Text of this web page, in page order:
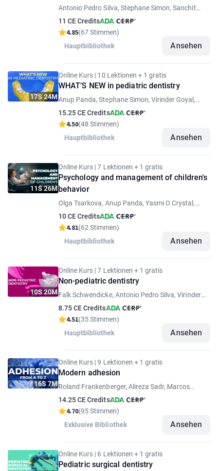
Antonio Pedro Silva, Stephane Simon, Sanchit
Soni
11 CE Credits
4.85(67 Stimmen)
Hauptbibliothek
Ansehen
17S 24M
Online Kurs | 10 Lektionen + 1 gratis
WHAT’S NEW in pediatric dentistry
Anup Panda, Stephane Simon, Virinder Goyal,
Fernando Yepes, Abhishek S. Soni
15.25 CE Credits
4.50(48 Stimmen)
Hauptbibliothek
Ansehen
11S 26M
Online Kurs | 7 Lektionen + 1 gratis
Psychology and management of children's
behavior
Olga Tsarkova, Anup Panda, Yasmi O Crystal,
10 CE Credits
4.81(62 Stimmen)
Hauptbibliothek
Ansehen
10S 20M
Online Kurs | 7 Lektionen + 1 gratis
Non-pediatric dentistry
Falk Schwendicke, Antonio Pedro Silva, Virinder
8.75 CE Credits
4.51(35 Stimmen)
Hauptbibliothek
Ansehen
16S 7M
Online Kurs | 9 Lektionen + 1 gratis
Modern adhesion
Roland Frankenberger, Alireza Sadr, Marcos
Loguercio
14.25 CE Credits
4.70(95 Stimmen)
Exklusive Bibliothek
Ansehen
Online Kurs | 6 Lektionen + 1 gratis
Pediatric surgical dentistry